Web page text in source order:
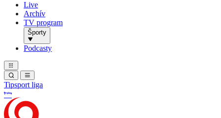
Live
Archív
TV program
Športy
Podcasty
Tipsport liga